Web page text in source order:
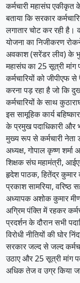
कर्मचारी महासंघ एकीकृत
बताया कि सरकार
लगातार चोट कर रही है।
योजना का निजीकरण
अवकाश (सरेंडर लीव) के
महासंघ का 25 सूत्री
कर्मचारियों को जीपीएफ
करना पड़ रहा है जो कि
कर्मचारियों के साथ
इस सामूहिक कार्य
के प्रमुख पदाधिकारी और
मुख्य रूप से कर्मचारी नेता
अध्यक्ष, गोपाल कृष्ण शर्मा
शिक्षक संघ महामंत्री,
हृदेश पाठक, हितेंद्र
प्रकाश सामरिया, वरिष्ठ
अध्यापक अशोक कुमार
अग्रिम पंक्ति में रहकर
प्रदर्शन के दौरान सभी
विरोधी नीतियों की घोर
सरकार जल्द से जल्द
उठाए और 25 सूत्री मांग
अधिक तेज व उग्र किया